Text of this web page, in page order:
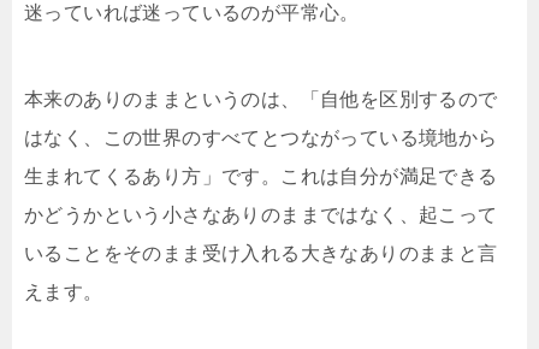
迷っていれば迷っているのが平常心。
本来のありのままというのは、「自他を区別するので
はなく、この世界のすべてとつながっている境地から
生まれてくるあり方」です。これは自分が満足できる
かどうかという小さなありのままではなく、起こって
いることをそのまま受け入れる大きなありのままと言
えます。